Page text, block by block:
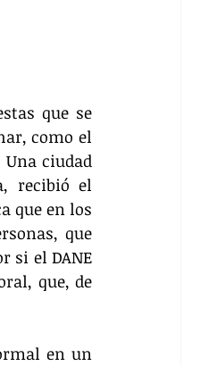
que se
como el
ciudad
recibió el
que en los
que
si el DANE
que, de
en un